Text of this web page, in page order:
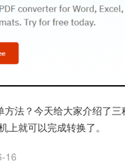
方法？今天给大家介绍了
上就可以完成转换了。
16